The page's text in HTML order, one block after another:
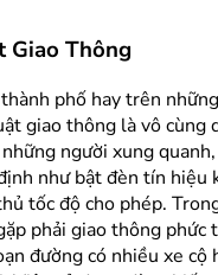
Giao Thông
phố hay trên
giao thông là vô cùng
người xung
như bật đèn tín hiệu
tốc độ cho phép.
phải giao thông phức
đường có nhiều xe cộ